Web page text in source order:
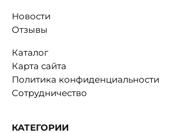
Новости
Отзывы
Каталог
Карта сайта
Политика конфиденциальности
Сотрудничество
КАТЕГОРИИ